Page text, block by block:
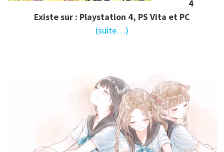
4
Existe sur : Playstation 4, PS Vita et PC
(suite…)